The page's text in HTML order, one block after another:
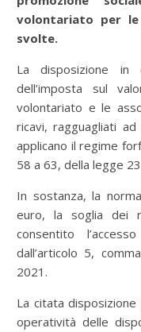
volontariato per
svolte.
La disposizione in
dell’imposta sul
volontariato e le
ricavi, ragguagliati
applicano il regime
58 a 63, della legge
In sostanza, la
euro, la soglia dei
consentito
dall’articolo 5,
2021.
La citata
operatività delle